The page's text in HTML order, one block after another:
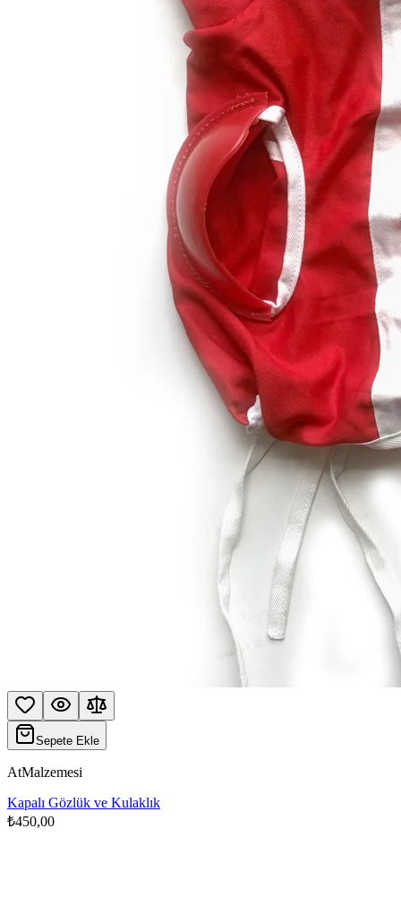
Sepete Ekle
AtMalzemesi
Kapalı Gözlük ve Kulaklık
₺450,00